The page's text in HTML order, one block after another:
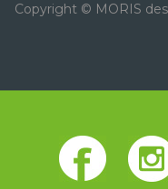
Copyright © MORIS